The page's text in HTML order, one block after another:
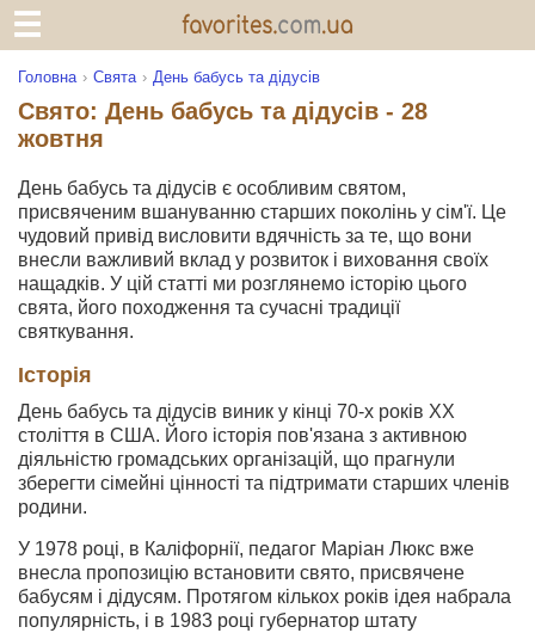
Головна Свята День бабусь та дідусів
Свято: День бабусь та дідусів - 28
жовтня
День бабусь та дідусів є особливим святом,
присвяченим вшануванню старших поколінь у сім'ї. Це
чудовий привід висловити вдячність за те, що вони
внесли важливий вклад у розвиток і виховання своїх
нащадків. У цій статті ми розглянемо історію цього
свята, його походження та сучасні традиції
святкування.
Історія
День бабусь та дідусів виник у кінці 70-х років XX
століття в США. Його історія пов'язана з активною
діяльністю громадських організацій, що прагнули
зберегти сімейні цінності та підтримати старших членів
родини.
У 1978 році, в Каліфорнії, педагог Маріан Люкс вже
внесла пропозицію встановити свято, присвячене
бабусям і дідусям. Протягом кількох років ідея набрала
популярність, і в 1983 році губернатор штату